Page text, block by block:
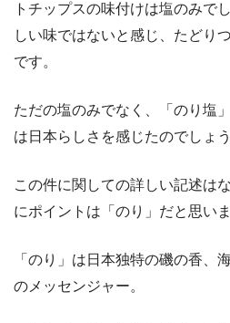
トチップスの味付けは塩のみで
しい味ではないと感じ、たどり
です。
ただの塩のみでなく、「のり塩
は日本らしさを感じたのでしょう
この件に関しての詳しい記述は
にポイントは「のり」だと思いま
「のり」は日本独特の磯の香、
のメッセンジャー。